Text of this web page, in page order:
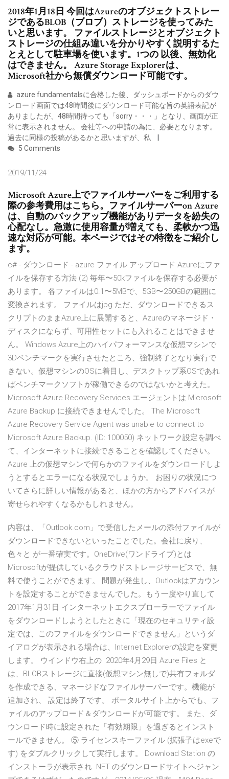
2018年1月18日 今回はAzureのオブジェクトストレー
ジであるBLOB（ブロブ）ストレージを使ってみた
いと思います。 ファイルストレージとオブジェクト
ストレージの仕組み違いを分かりやすく説明するた
とえとして駐車場を使います。1つの 以後、無効化
はできません。 Azure Storage Explorerは、
Microsoft社から無償ダウンロード可能です。
azure fundamentalsに合格した後、ダッシュボードからのダウ
ンロード画面では48時間後にダウンロード可能な旨の英語表記が
ありましたが、48時間待っても「sorry・・・」となり、画面が正
常に表示されません。 会社等への申請の為に、必要となります。
過去に同様の投稿があるかと思いますが、私
5 Comments
2019/11/24
Microsoft Azure上でファイルサーバーをご利用する
際の参考費用はこちら。ファイルサーバーon Azure
は、自動のバックアップ機能がありデータを紛失の
心配なし。急激に使用容量が増えても、柔軟かつ迅
速な対応が可能。本ページではその特徴をご紹介し
ます。
c# - ダウンロード - azure ファイル アップロード Azureにファ
イルを保存する方法 (2) 毎年〜50kファイルを保存する必要が
あります。 各ファイルは0.1〜5MBで、5GB〜250GBの範囲に
変換されます。 ファイルはjpg ただ、ダウンロードできるス
クリプトのままAzure上に展開すると、Azureのマネージド・
ディスクにならず、可用性セットにも入れることはできませ
ん。 Windows Azure上のハイパフォーマンスな仮想マシンで
3Dベンチマークを実行させたところ、強制終了となり実行で
きない。仮想マシンのOSに着目し、デスクトップ系OSであれ
ばベンチマークソフトが稼働できるのではないかと考えた。
Microsoft Azure Recovery Services エージェントは Microsoft
Azure Backup に接続できませんでした。 The Microsoft
Azure Recovery Service Agent was unable to connect to
Microsoft Azure Backup. (ID: 100050) ネットワーク設定を調べ
て、インターネットに接続できることを確認してください。
Azure 上の仮想マシンで何らかのファイルをダウンロードしよ
うとするとエラーになる状況でしょうか。 お困りの状況につ
いてさらに詳しい情報があると、ほかの方からアドバイスが
寄せられやすくなるかもしれません。
内容は、「Outlook.com」で受信したメールの添付ファイルが
ダウンロードできないといったことでした。会社に戻り、
色々と が一番確実です。OneDrive(ワンドライブ)とは
Microsoftが提供しているクラウドストレージサービスで、無
料で使うことができます。 問題が発生し、Outlookはアカウン
トを設定することができませんでした。もう一度やり直して
2017年1月31日 インターネットエクスプローラーでファイル
をダウンロードしようとしたときに「現在のセキュリティ設
定では、このファイルをダウンロードできません」というダ
イアログが表示される場合は、Internet Explorerの設定を変更
します。 ウインドウ右上の 2020年4月29日 Azure Files と
は、BLOBストレージに直接(仮想マシン無しで)共有フォルダ
を作成できる、マネージドなファイルサーバーです。機能が
追加され、 設定は終了です。 ポータルサイト上からでも、フ
ァイルのアップロード＆ダウンロードが可能です。 また、ダ
ウンロード時に設定された「有効期限」を過ぎるとインスト
ールできません。 ⑤ ライセンスキーファイル (拡張子はexeで
す) をダブルクリックして実行します。 Download Station の
インストーラが表示され NET のダウンロードサイトへジャン